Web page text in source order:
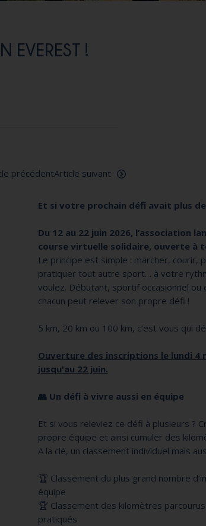
EVEREST !
précédentArticle suivant
Et si votre prochain défi avait plus de
Du 12 au 22 juin 2026, l’association
course virtuelle solidaire, ouverte à
Le principe est simple : marcher, courir,
pratiquer tout autre sport… à votre
voulez. Débutant, sportif occasionnel ou
chacun peut relever son propre défi !
5 km, 20 km ou 100 km, c’est vous qui
Ouverture des inscriptions le lundi 4
jusqu'au 22 juin.
👥 Un défi à vivre aussi en équipe
Et si vous releviez ce défi à plusieurs ?
propre équipe et ainsi cumuler des
A la clé, un classement individuel mais
🏆 Classement du plus grand nombre
équipe
🏆 Classement des kilomètres
pratiqués